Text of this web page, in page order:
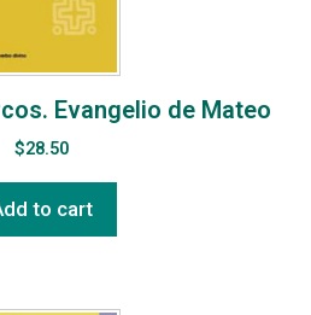
Evangelio de Mateo
$28.50
to cart